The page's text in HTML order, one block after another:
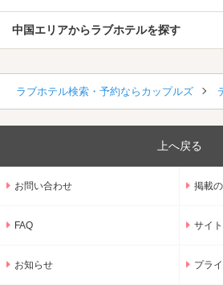
中国エリアからラブホテルを探す
ラブホテル検索・予約ならカップルズ
上へ戻る
お問い合わせ 掲載
FAQ サイ
お知らせ プラ